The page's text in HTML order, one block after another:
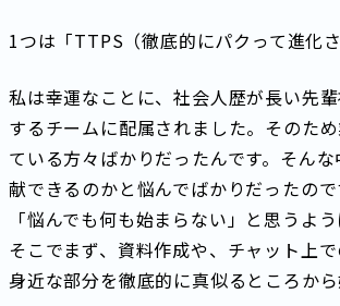
1つは「TTPS（徹底的にパクって進化さ
私は幸運なことに、社会人歴が長い先
するチームに配属されました。そのた
ている方々ばかりだったんです。そん
献できるのかと悩んでばかりだったの
「悩んでも何も始まらない」と思うよう
そこでまず、資料作成や、チャット上で
身近な部分を徹底的に真似るところから